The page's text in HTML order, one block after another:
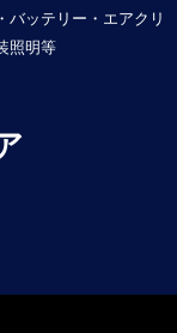
バッテリー・エアクリ
照明等